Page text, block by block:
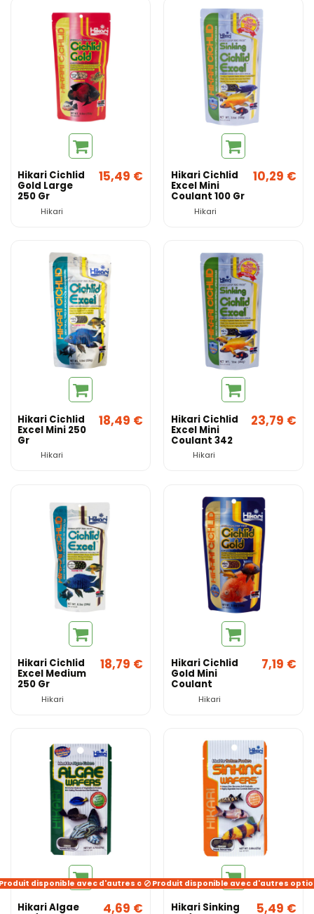
Hikari Cichlid
Gold Large
250 Gr
Hikari
15,49 € Hikari Cichlid
Excel Mini
Coulant 100 Gr
Hikari
10,29 €
Hikari Cichlid
Excel Mini 250
Gr
Hikari
18,49 € Hikari Cichlid
Excel Mini
Coulant 342
Hikari
23,79 €
Hikari Cichlid
Excel Medium
250 Gr
Hikari
18,79 € Hikari Cichlid
Gold Mini
Coulant
Hikari
7,19 €
disponible avec d'autres options
Hikari Algae 4,69 €
Produit disponible avec d'autres
Hikari Sinking 5,49 €